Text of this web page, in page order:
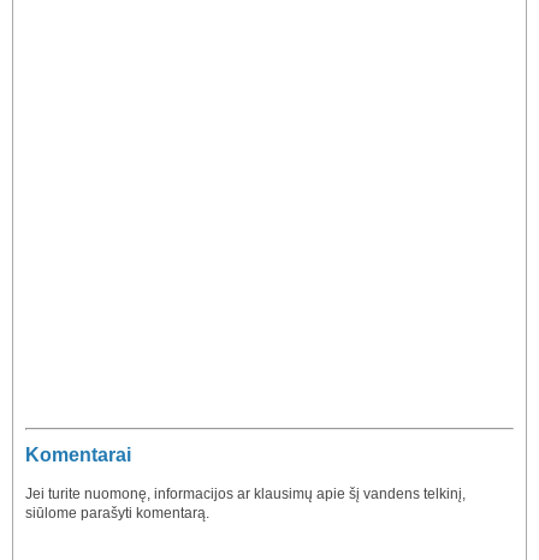
Komentarai
Jei turite nuomonę, informacijos ar klausimų apie šį vandens telkinį,
siūlome parašyti komentarą.